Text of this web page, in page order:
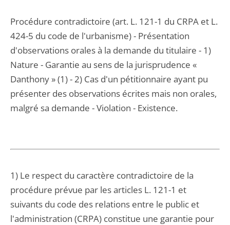
Procédure contradictoire (art. L. 121-1 du CRPA et L.
424-5 du code de l'urbanisme) - Présentation
d'observations orales à la demande du titulaire - 1)
Nature - Garantie au sens de la jurisprudence «
Danthony » (1) - 2) Cas d'un pétitionnaire ayant pu
présenter des observations écrites mais non orales,
malgré sa demande - Violation - Existence.
1) Le respect du caractère contradictoire de la
procédure prévue par les articles L. 121-1 et
suivants du code des relations entre le public et
l'administration (CRPA) constitue une garantie pour